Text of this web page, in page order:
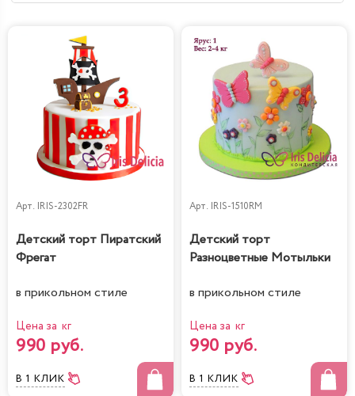
Арт. IRIS-2302FR
Детский торт Пиратский
Фрегат
в прикольном стиле
Цена за кг
990 руб.
В 1 КЛИК
Арт. IRIS-1510RM
Детский торт
Разноцветные Мотыльки
в прикольном стиле
Цена за кг
990 руб.
В 1 КЛИК